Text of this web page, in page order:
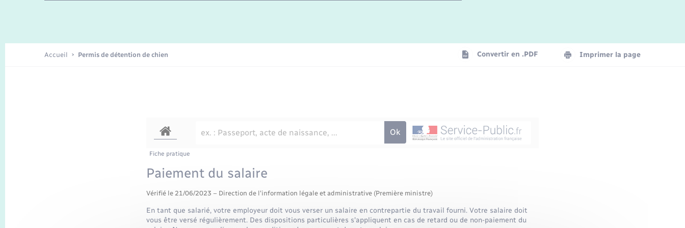
Enfants – Jeunes
Accueil Permis de détention de chien Convertir en .PDF Imprimer la page
Fiche pratique
Paiement du salaire
Vérifié le 21/06/2023 – Direction de l'information légale et administrative (Première ministre)
En tant que salarié, votre employeur doit vous verser un salaire en contrepartie du travail fourni. Votre salaire doit
vous être versé régulièrement. Des dispositions particulières s'appliquent en cas de retard ou de non-paiement du